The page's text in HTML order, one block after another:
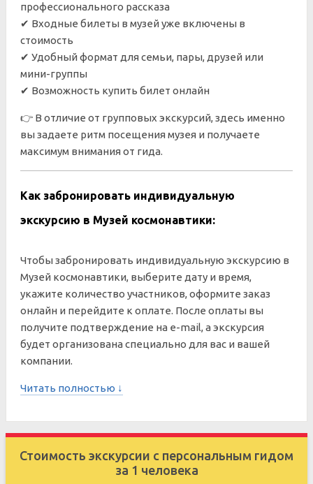
профессионального рассказа
✔ Входные билеты в музей уже включены в
стоимость
✔ Удобный формат для семьи, пары, друзей или
мини-группы
✔ Возможность купить билет онлайн
👉 В отличие от групповых экскурсий, здесь именно
вы задаете ритм посещения музея и получаете
максимум внимания от гида.
Как забронировать индивидуальную
экскурсию в Музей космонавтики:
Чтобы забронировать индивидуальную экскурсию в
Музей космонавтики, выберите дату и время,
укажите количество участников, оформите заказ
онлайн и перейдите к оплате. После оплаты вы
получите подтверждение на e-mail, а экскурсия
будет организована специально для вас и вашей
компании.
Читать полностью ↓
Стоимость экскурсии с персональным гидом
за 1 человека